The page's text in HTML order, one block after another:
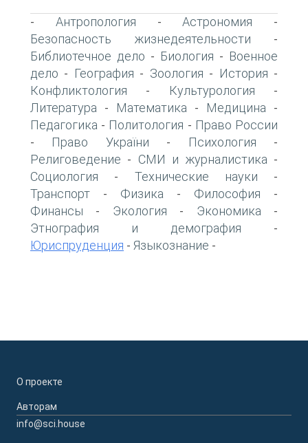
- Антропология -Астрономия -
Безопасность жизнедеятельности -
Библиотечное дело - Биология - Военное
дело - География - Зоология - История -
Конфликтология - Культурология -
Литература - Математика - Медицина -
Педагогика - Политология - Право России
- Право України - Психология -
Религоведение - СМИ и журналистика -
Социология - Технические науки -
Транспорт - Физика - Философия -
Финансы - Экология - Экономика -
Этнография и демография -
Юриспруденция - Языкознание -
О проекте
Авторам
info@sci.house